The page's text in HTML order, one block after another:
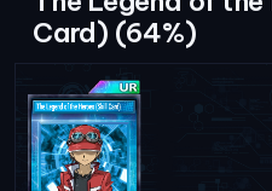
Card) (64%)